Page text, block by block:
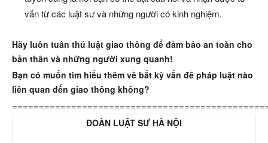
vấn từ các luật sư và những người có kinh nghiệm.
Hãy luôn tuân thủ luật giao thông để đảm bảo an toàn cho
bản thân và những người xung quanh!
Bạn có muốn tìm hiểu thêm về bất kỳ vấn đề pháp luật nào
liên quan đến giao thông không?
ĐOÀN LUẬT SƯ HÀ NỘI